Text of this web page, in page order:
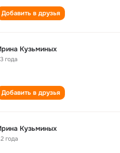
Добавить в друзья
Кузьминых
года
Добавить в друзья
Кузьминых
года